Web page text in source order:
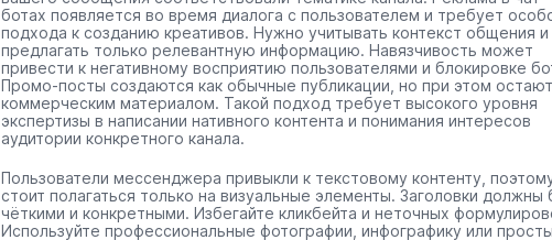
ботах появляется во время диалога с пользователем и требует
подхода к созданию креативов. Нужно учитывать контекст общения и
предлагать только релевантную информацию. Навязчивость может
привести к негативному восприятию пользователями и блокировке
Промо-посты создаются как обычные публикации, но при этом
коммерческим материалом. Такой подход требует высокого уровня
экспертизы в написании нативного контента и понимания интересов
аудитории конкретного канала.
Пользователи мессенджера привыкли к текстовому контенту,
стоит полагаться только на визуальные элементы. Заголовки должны
чёткими и конкретными. Избегайте кликбейта и неточных
Используйте профессиональные фотографии, инфографику или